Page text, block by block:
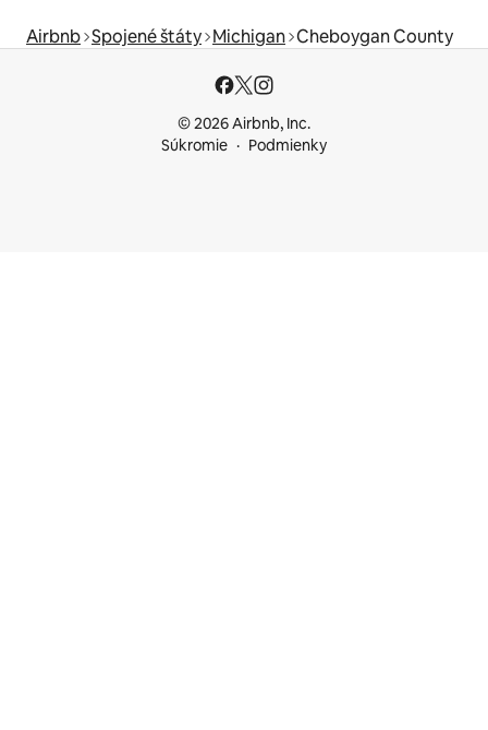
Airbnb Spojené štáty Michigan Cheboygan County
© 2026 Airbnb, Inc.
Súkromie
Podmienky